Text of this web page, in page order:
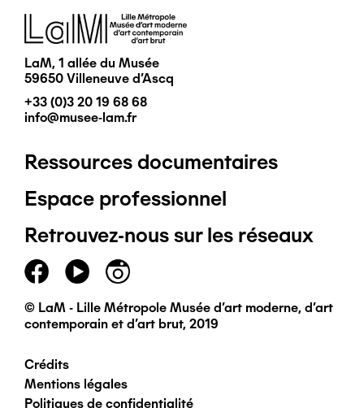
Image
LaM, 1 allée du Musée
59650 Villeneuve d'Ascq
+33 (0)3 20 19 68 68
info@musee-lam.fr
Pied
de
page
principal
Ressources documentaires
Espace professionnel
Retrouvez-nous sur les réseaux
© LaM - Lille Métropole Musée d'art moderne, d'art
contemporain et d'art brut, 2019
Pied
Crédits
Mentions légales
Politiques de confidentialité